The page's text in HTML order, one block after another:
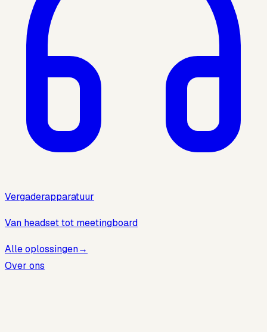
Vergaderapparatuur
Van headset tot meetingboard
Alle oplossingen→
Over ons